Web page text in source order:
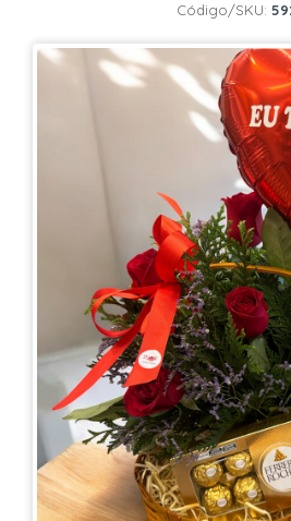
BUQUÊS
OCASIÕES
PARA
ELAS
Código/SKU: